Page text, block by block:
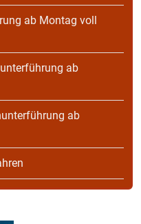
ab Montag voll
ab
ab